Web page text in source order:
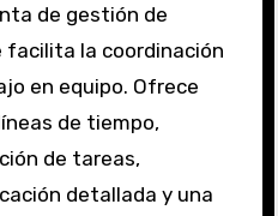
de gestión de
la coordinación
en equipo. Ofrece
de tiempo,
de tareas,
detallada y una